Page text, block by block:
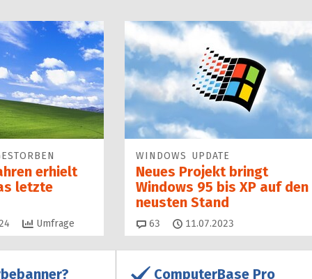
erhielt
letzte
Umfrage
WINDOWS UPDATE
Neues Projekt bringt
Windows 95 bis XP auf den
neusten Stand
63 Kommentare
11.07.2023
ComputerBase Pro